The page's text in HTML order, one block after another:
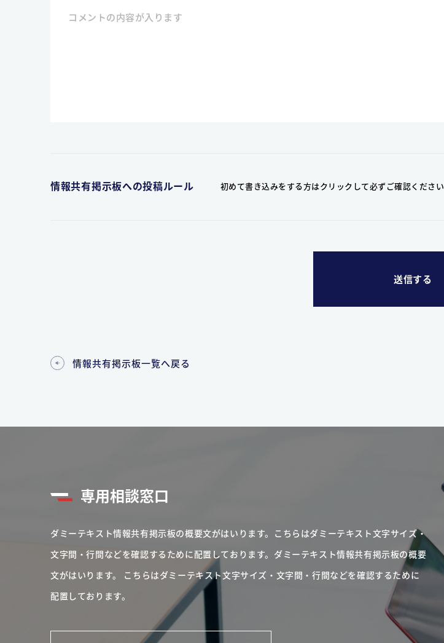
情報共有掲示板への投稿ルール 初めて書き込みをする方はクリックして必ずご確認ください
情報共有掲示板一覧へ戻る
専用相談窓口
ダミーテキスト情報共有掲示板の概要文がはいります。こちらはダミーテキスト文字サイズ・
文字間・行間などを確認するために配置しております。ダミーテキスト情報共有掲示板の概要
文がはいります。 こちらはダミーテキスト文字サイズ・文字間・行間などを確認するために
配置しております。